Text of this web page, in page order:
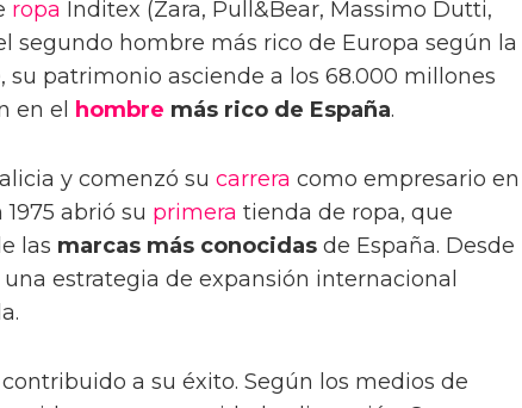
ropa Inditex (Zara, Pull&Bear, Massimo Dutti,
segundo hombre más rico de Europa según la
su patrimonio asciende a los 68.000 millones
en el
hombre más rico de España.
y comenzó su carrera como empresario en
abrió su primera tienda de ropa, que
las marcas más conocidas de España. Desde
estrategia de expansión internacional
a su éxito. Según los medios de